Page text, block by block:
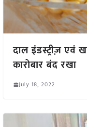
दाल इंडस्ट्रीज़ एवं
कारोबार बंद रखा
July 18, 2022